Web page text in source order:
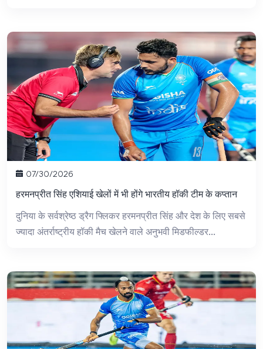
07/30/2026
हरमनप्रीत सिंह एशियाई खेलों में भी होंगे भारतीय हॉकी टीम के कप्तान
दुनिया के सर्वश्रेष्ठ ड्रैग फ्लिकर हरमनप्रीत सिंह और देश के लिए सबसे
ज्यादा अंतर्राष्ट्रीय हॉकी मैच खेलने वाले अनुभवी मिडफील्डर...